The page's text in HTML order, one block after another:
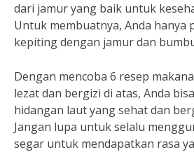
dari jamur yang baik untuk
Untuk membuatnya, Anda hanya
kepiting dengan jamur dan
Dengan mencoba 6 resep
lezat dan bergizi di atas, Anda
hidangan laut yang sehat dan
Jangan lupa untuk selalu
segar untuk mendapatkan rasa